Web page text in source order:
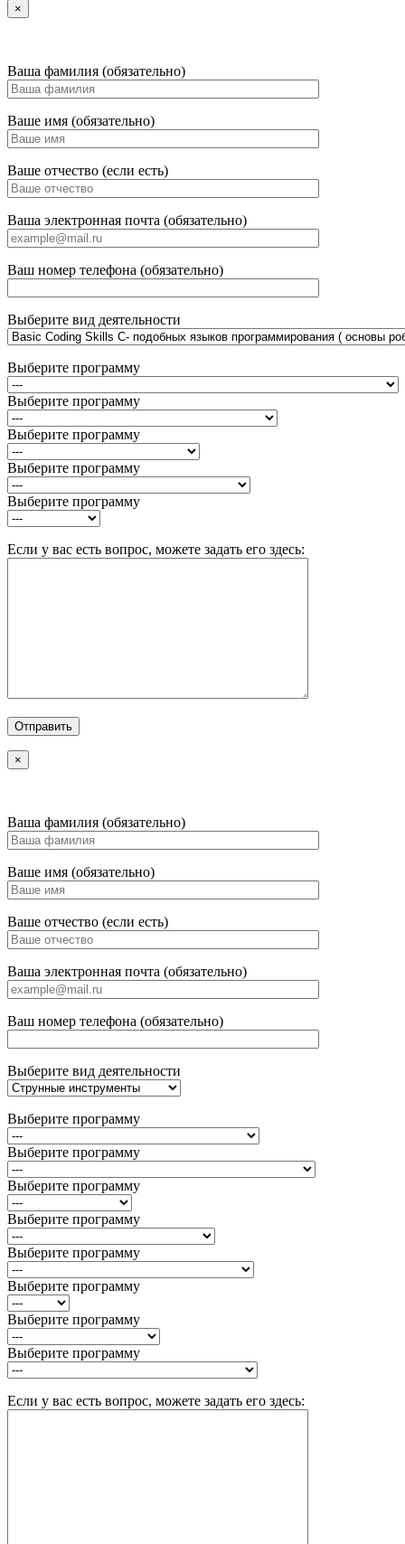
×
Ваша фамилия (обязательно)
Ваше имя (обязательно)
Ваше отчество (если есть)
Ваша электронная почта (обязательно)
Ваш номер телефона (обязательно)
Выберите вид деятельности
Выберите программу
Выберите программу
Выберите программу
Выберите программу
Выберите программу
Если у вас есть вопрос, можете задать его здесь:
×
Ваша фамилия (обязательно)
Ваше имя (обязательно)
Ваше отчество (если есть)
Ваша электронная почта (обязательно)
Ваш номер телефона (обязательно)
Выберите вид деятельности
Выберите программу
Выберите программу
Выберите программу
Выберите программу
Выберите программу
Выберите программу
Выберите программу
Выберите программу
Если у вас есть вопрос, можете задать его здесь: